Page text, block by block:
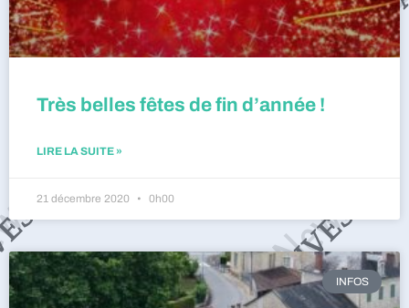
Très belles fêtes de fin d’année !
LIRE LA SUITE »
21 décembre 2020 0h00
INFOS